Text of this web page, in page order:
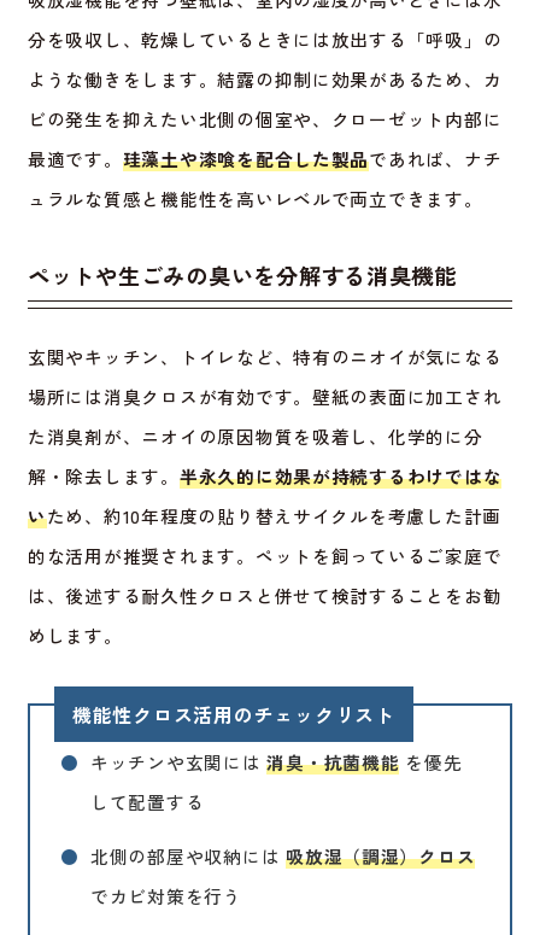
分を吸収し、乾燥しているときには放出する「呼吸」の
ような働きをします。結露の抑制に効果があるため、カ
ビの発生を抑えたい北側の個室や、クローゼット内部に
最適です。 珪藻土や漆喰を配合した製品であれば、ナチ
ュラルな質感と機能性を高いレベルで両立できます。
ペットや生ごみの臭いを分解する消臭機能
玄関やキッチン、トイレなど、特有のニオイが気になる
場所には消臭クロスが有効です。壁紙の表面に加工され
た消臭剤が、ニオイの原因物質を吸着し、化学的に分
解・除去します。 半永久的に効果が持続するわけではな
いため、約10年程度の貼り替えサイクルを考慮した計画
的な活用が推奨されます。ペットを飼っているご家庭で
は、後述する耐久性クロスと併せて検討することをお勧
めします。
機能性クロス活用のチェックリスト
● キッチンや玄関には消臭・抗菌機能 を優先
して配置する
● 北側の部屋や収納には吸放湿（調湿）クロス
でカビ対策を行う